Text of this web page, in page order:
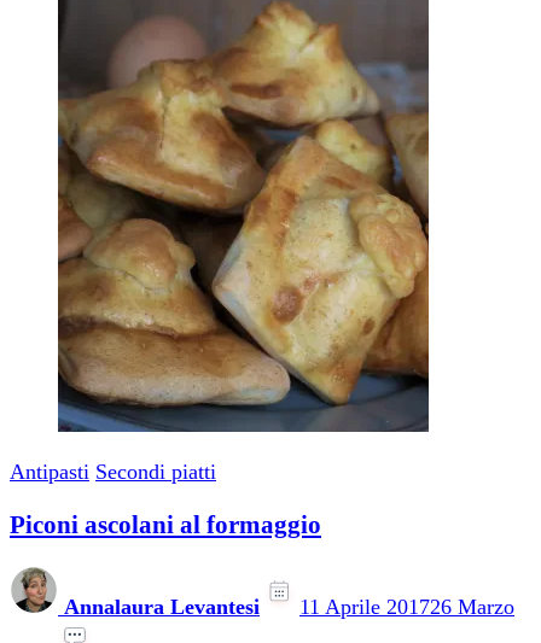
Antipasti Secondi piatti
Piconi ascolani al formaggio
Annalaura Levantesi 11 Aprile 201726 Marzo